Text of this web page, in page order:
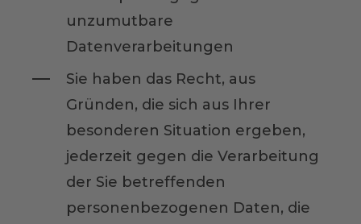
unzumutbare
Datenverarbeitungen
Sie haben das Recht, aus
Gründen, die sich aus Ihrer
besonderen Situation ergeben,
jederzeit gegen die Verarbeitung
der Sie betreffenden
personenbezogenen Daten, die